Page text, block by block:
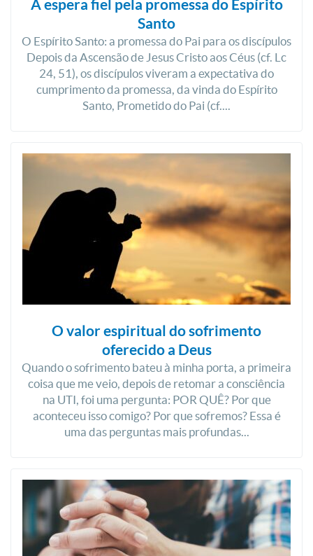
A espera fiel pela promessa do Espírito
Santo
O Espírito Santo: a promessa do Pai para os discípulos
Depois da Ascensão de Jesus Cristo aos Céus (cf. Lc
24, 51), os discípulos viveram a expectativa do
cumprimento da promessa, da vinda do Espírito
Santo, Prometido do Pai (cf....
O valor espiritual do sofrimento
oferecido a Deus
Quando o sofrimento bateu à minha porta, a primeira
coisa que me veio, depois de retomar a consciência
na UTI, foi uma pergunta: POR QUÊ? Por que
aconteceu isso comigo? Por que sofremos? Essa é
uma das perguntas mais profundas...